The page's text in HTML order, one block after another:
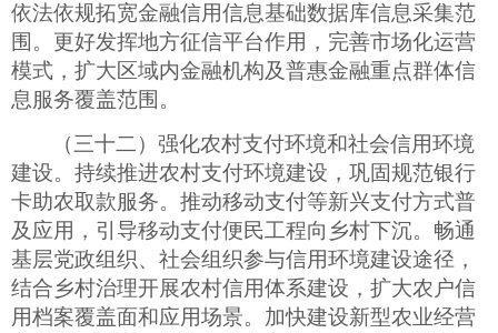
依法依规拓宽金融信用信息基础数据库信息采集范
围。更好发挥地方征信平台作用，完善市场化运营
模式，扩大区域内金融机构及普惠金融重点群体信
息服务覆盖范围。
（三十二）强化农村支付环境和社会信用环境
建设。持续推进农村支付环境建设，巩固规范银行
卡助农取款服务。推动移动支付等新兴支付方式普
及应用，引导移动支付便民工程向乡村下沉。畅通
基层党政组织、社会组织参与信用环境建设途径，
结合乡村治理开展农村信用体系建设，扩大农户信
用档案覆盖面和应用场景。加快建设新型农业经营